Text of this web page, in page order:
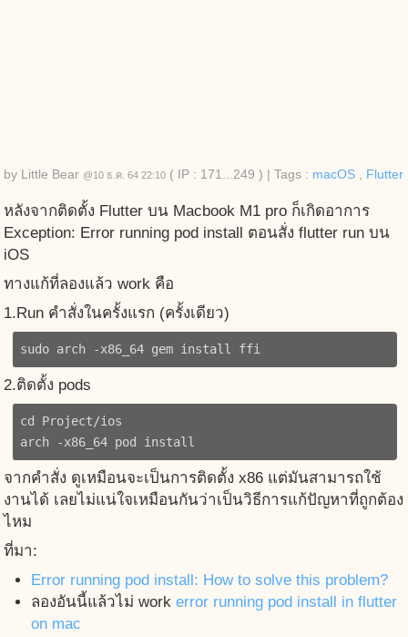
by Little Bear @10 ธ.ค. 64 22:10 ( IP : 171...249 ) Tags : macOS , Flutter
หลังจากติดตั้ง Flutter บน Macbook M1 pro ก็เกิดอาการ
Exception: Error running pod install ตอนสั่ง flutter run บน
iOS
ทางแก้ที่ลองแล้ว work คือ
1.Run คำสั่งในครั้งแรก (ครั้งเดียว)
sudo arch -x86_64 gem install ffi
2.ติดตั้ง pods
cd Project/ios
จากคำสั่ง ดูเหมือนจะเป็นการติดตั้ง x86 แต่มันสามารถใช้
งานได้ เลยไม่แน่ใจเหมือนกันว่าเป็นวิธีการแก้ปัญหาที่ถูกต้อง
ไหม
ที่มา:
Error running pod install: How to solve this problem?
ลองอันนี้แล้วไม่ work error running pod install in flutter
on mac